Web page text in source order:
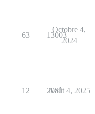
63 13003
Octobre 4,
2024
12 2081
Août 4, 2025